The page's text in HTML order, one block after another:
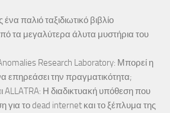
παλιό ταξιδιωτικό βιβλίο
τα μεγαλύτερα άλυτα μυστήρια του
Research Laboratory: Μπορεί η
επηρεάσει την πραγματικότητα;
ALLATRA: Η διαδικτυακή υπόθεση που
για το dead internet και το ξέπλυμα της